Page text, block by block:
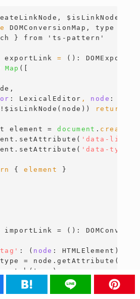
$isLinkNode,
DOMConversionMap, type
} from 'ts-pattern'
exportLink = ():
Map (
: LexicalEditor , node :
return
element = document .
'data-link'
'data-type'
{ element
}
importLink = ():
: ( node : HTMLElement )
= node.getAttribute(
match(type)
'link' =>
link = node.getAttribute(